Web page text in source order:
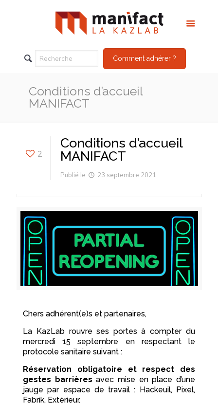
Comment adhérer ?
Conditions d’accueil
MANIFACT
2
Conditions d’accueil
MANIFACT
Publié le 23 septembre 2021
Chers adhérent(e)s et partenaires,
La KazLab rouvre ses portes à compter du
mercredi 15 septembre en respectant le
protocole sanitaire suivant :
Réservation obligatoire et respect des
gestes barrières avec mise en place d’une
jauge par espace de travail : Hackeuil, Pixel,
Fabrik, Extérieur.